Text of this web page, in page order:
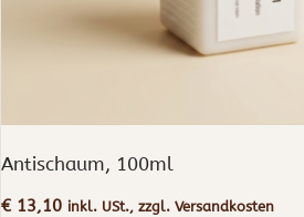
Antischaum, 100ml
€13,10 inkl. USt., zzgl. Versandkosten